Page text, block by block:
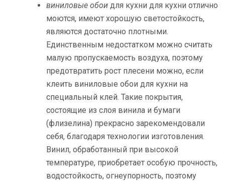
виниловые обои для кухни для кухни отлично
моются, имеют хорошую светостойкость,
являются достаточно плотными.
Единственным недостатком можно считать
малую пропускаемость воздуха, поэтому
предотвратить рост плесени можно, если
клеить виниловые обои для кухни на
специальный клей. Такие покрытия,
состоящие из слоя винила и бумаги
(флизелина) прекрасно зарекомендовали
себя, благодаря технологии изготовления.
Винил, обработанный при высокой
температуре, приобретает особую прочность,
водостойкость, огнеупорность, поэтому